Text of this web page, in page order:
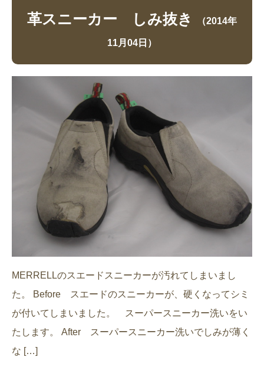
革スニーカー しみ抜き （2014年
11月04日）
MERRELLのスエードスニーカーが汚れてしまいまし
た。 Before スエードのスニーカーが、硬くなってシミ
が付いてしまいました。 スーパースニーカー洗いをい
たします。 After スーパースニーカー洗いでしみが薄く
な […]